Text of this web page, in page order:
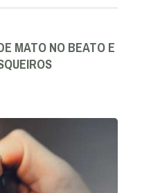
MATO NO BEATO E